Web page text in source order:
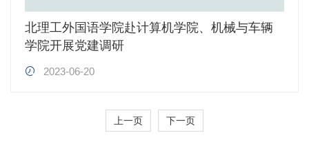
北理工外国语学院赴计算机学院、机械与车辆
学院开展党建调研
2023-06-20
上一页 下一页